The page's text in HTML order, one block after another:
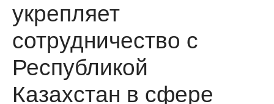
укрепляет
сотрудничество с
Республикой
Казахстан в сфере